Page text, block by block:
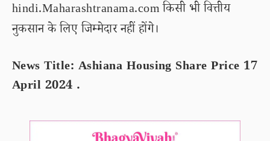
hindi.Maharashtranama.com किसी भी वित्तीय
नुकसान के लिए जिम्मेदार नहीं होंगे।
News Title: Ashiana Housing Share Price 17
April 2024 .